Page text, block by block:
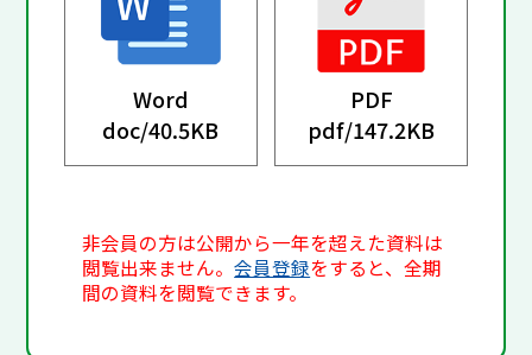
Word
doc/40.5KB
PDF
pdf/147.2KB
非会員の方は公開から一年を超えた資料は
閲覧出来ません。会員登録をすると、全期
間の資料を閲覧できます。